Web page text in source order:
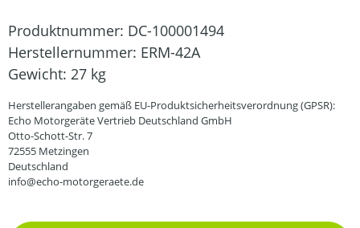
Produktnummer: DC-100001494
Herstellernummer: ERM-42A
Gewicht: 27 kg
Herstellerangaben gemäß EU-Produktsicherheitsverordnung (GPSR):
Echo Motorgeräte Vertrieb Deutschland GmbH
Otto-Schott-Str. 7
72555 Metzingen
Deutschland
info@echo-motorgeraete.de